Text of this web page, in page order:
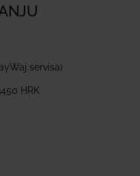
servisa)
HRK